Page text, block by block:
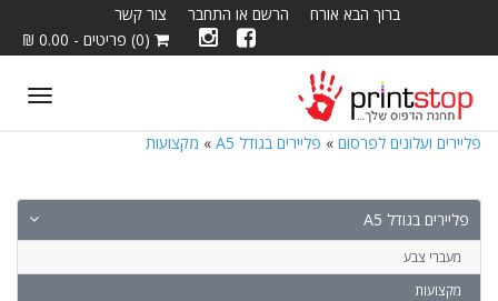
ברוך הבא אורח הרשם או התחבר
צור קשר
(0) פריטים - 0.00 ₪
פליירים ועלונים לפרסום » פליירים בגודל A5 » מקצועות
פליירים בגודל A5
מעברי צבע
מקצועות